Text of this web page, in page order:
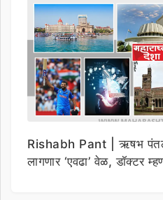
Rishabh Pant | ऋषभ पंतला
लागणार ‘एवढा’ वेळ, डॉक्टर